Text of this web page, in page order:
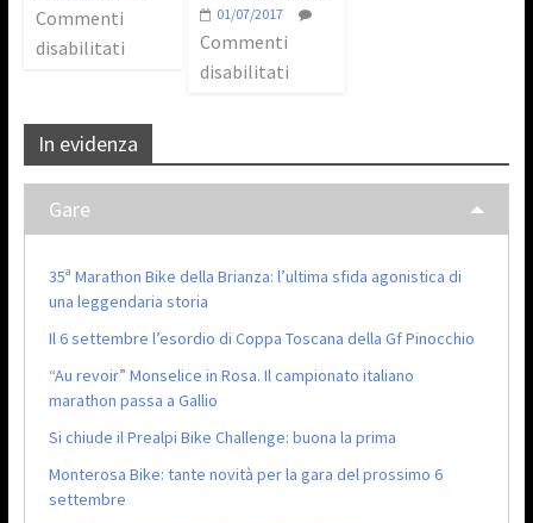
Commenti
disabilitati
01/07/2017
Commenti
disabilitati
In evidenza
Gare
35ª Marathon Bike della Brianza: l’ultima sfida agonistica di
una leggendaria storia
Il 6 settembre l’esordio di Coppa Toscana della Gf Pinocchio
“Au revoir” Monselice in Rosa. Il campionato italiano
marathon passa a Gallio
Si chiude il Prealpi Bike Challenge: buona la prima
Monterosa Bike: tante novità per la gara del prossimo 6
settembre